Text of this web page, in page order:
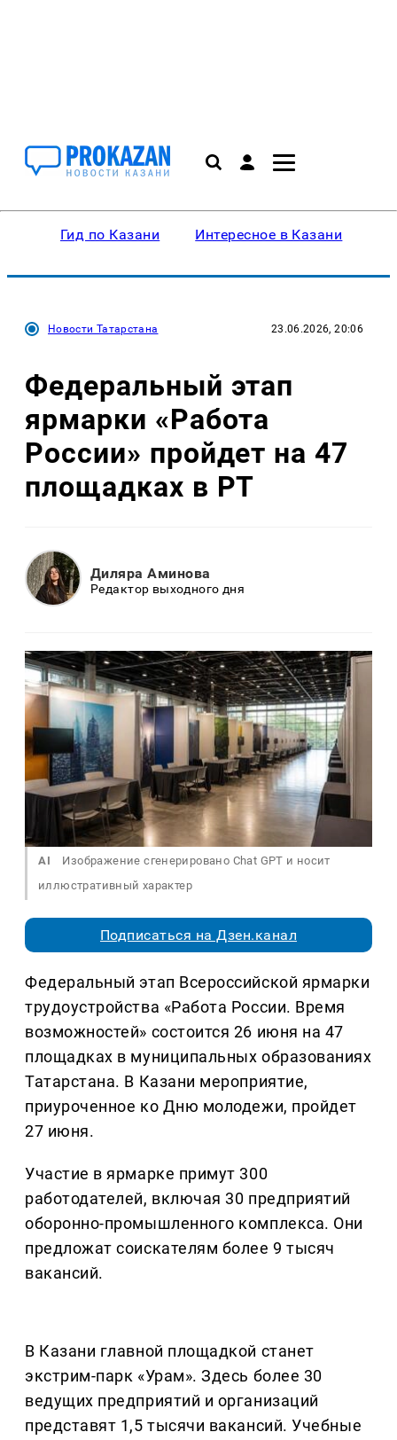
Гид по Казани Интересное в Казани
Новости Татарстана 23.06.2026, 20:06
Федеральный этап
ярмарки «Работа
России» пройдет на 47
площадках в РТ
Диляра Аминова
Редактор выходного дня
AI
Изображение сгенерировано Chat GPT и носит
иллюстративный характер
Подписаться на Дзен.канал
Федеральный этап Всероссийской ярмарки
трудоустройства «Работа России. Время
возможностей» состоится 26 июня на 47
площадках в муниципальных образованиях
Татарстана. В Казани мероприятие,
приуроченное ко Дню молодежи, пройдет
27 июня.
Участие в ярмарке примут 300
работодателей, включая 30 предприятий
оборонно-промышленного комплекса. Они
предложат соискателям более 9 тысяч
вакансий.
В Казани главной площадкой станет
экстрим-парк «Урам». Здесь более 30
ведущих предприятий и организаций
представят 1,5 тысячи вакансий. Учебные